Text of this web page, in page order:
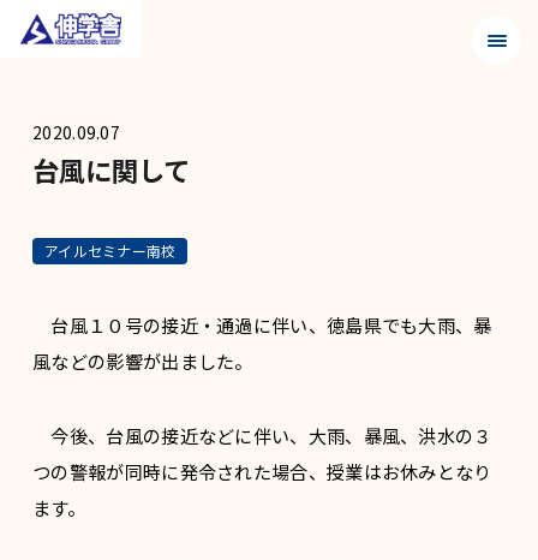
メニ
2020.09.07
台風に関して
アイルセミナー南校
台風１０号の接近・通過に伴い、徳島県でも大雨、暴
風などの影響が出ました。
今後、台風の接近などに伴い、大雨、暴風、洪水の３
つの警報が同時に発令された場合、授業はお休みとなり
ます。